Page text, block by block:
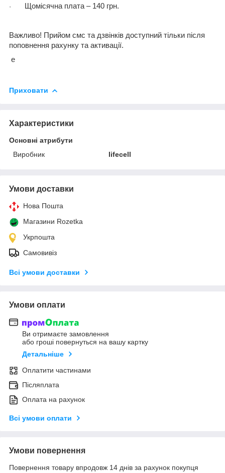
· Щомісячна плата – 140 грн.
Важливо! Прийом смс та дзвінків доступний тільки після
поповнення рахунку та активації.
е
Приховати
Характеристики
Основні атрибути
Виробник
lifecell
Умови доставки
Нова Пошта
Магазини Rozetka
Укрпошта
Самовивіз
Всі умови доставки
Умови оплати
Ви отримаєте замовлення
або гроші повернуться на вашу картку
Детальніше
Оплатити частинами
Післяплата
Оплата на рахунок
Всі умови оплати
Умови повернення
Повернення товару впродовж 14 днів за рахунок покупця